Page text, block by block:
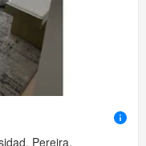
Pereira,